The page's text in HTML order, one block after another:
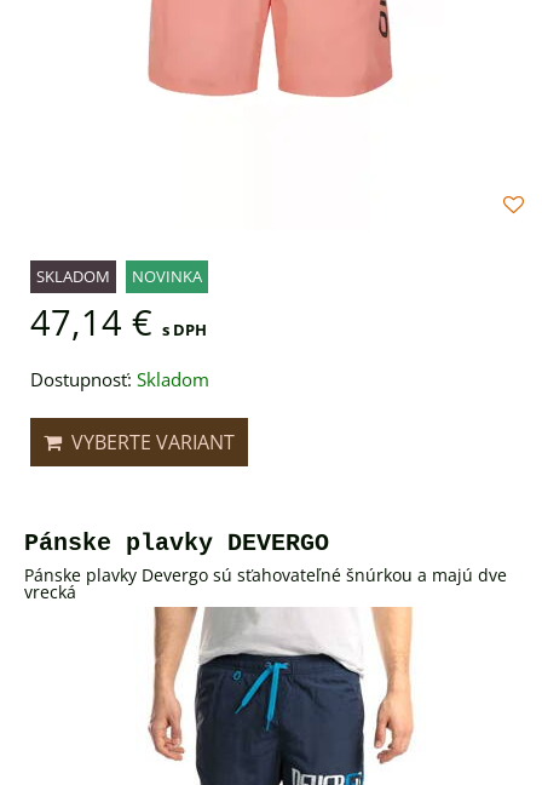
SKLADOM NOVINKA
47,14 € s DPH
Dostupnosť: Skladom
VYBERTE VARIANT
Pánske plavky DEVERGO
Pánske plavky Devergo sú sťahovateľné šnúrkou a majú dve
vrecká